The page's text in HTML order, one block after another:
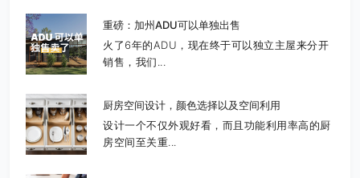
重磅：加州ADU可以单独出售
火了6年的ADU，现在终于可以独立主屋来分开
销售，我们...
厨房空间设计，颜色选择以及空间利用
设计一个不仅外观好看，而且功能利用率高的厨
房空间至关重...